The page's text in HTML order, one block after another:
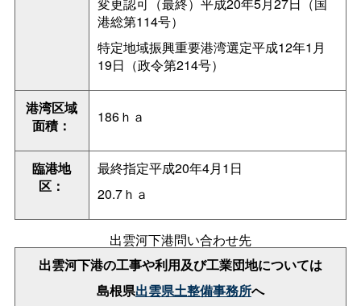
港総第114号）
特定地域振興重要港湾選定平成12年1月
19日（政令第214号）
港湾区域
面積：
186ｈａ
臨港地
区：
最終指定平成20年4月1日
20.7ｈａ
出雲河下港問い合わせ先
出雲河下港の工事や利用及び工業団地については
島根県出雲県土整備事務所へ